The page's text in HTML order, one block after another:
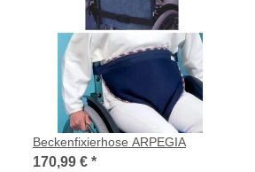
Beckenfixierhose ARPEGIA
170,99 € *